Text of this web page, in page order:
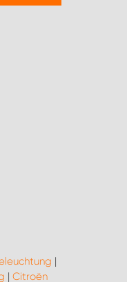
|
| Citroën